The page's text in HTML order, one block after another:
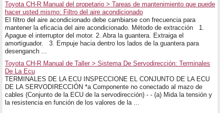
Toyota CH-R Manual del propetario > Tareas de mantenimiento que puede
hacer usted mismo: Filtro del aire acondicionado
El filtro del aire acondicionado debe cambiarse con frecuencia para
mantener la eficacia del aire acondicionado. Método de extracción 1.
Apague el interruptor del motor. 2. Abra la guantera. Extraiga el
amortiguador. 3. Empuje hacia dentro los lados de la guantera para
desenganch ...
Toyota CH-R Manual de Taller > Sistema De Servodirección: Terminales
De La Ecu
TERMINALES DE LA ECU INSPECCIONE EL CONJUNTO DE LA ECU
DE LA SERVODIRECCIÓN *a Componente no conectado al mazo de
cables (Conjunto de la ECU de la servodirección) - - (a) Mida la tensión y
la resistencia en función de los valores de la ...